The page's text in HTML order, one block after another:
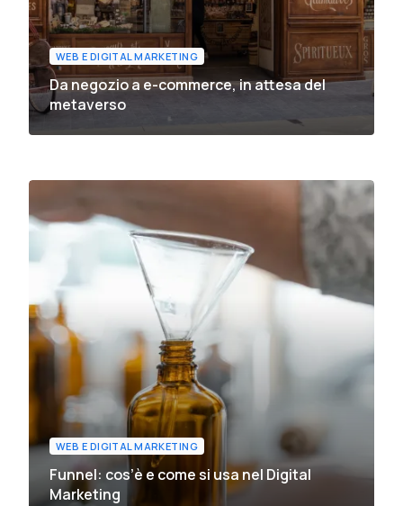
WEB E DIGITAL MARKETING
Da negozio a e-commerce, in attesa del
metaverso
WEB E DIGITAL MARKETING
Funnel: cos’è e come si usa nel Digital
Marketing